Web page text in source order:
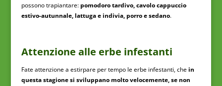
possono trapiantare: pomodoro tardivo, cavolo cappuccio
estivo-autunnale, lattuga e indivia, porro e sedano.
Attenzione alle erbe infestanti
Fate attenzione a estirpare per tempo le erbe infestanti, che in
questa stagione si sviluppano molto velocemente, se non